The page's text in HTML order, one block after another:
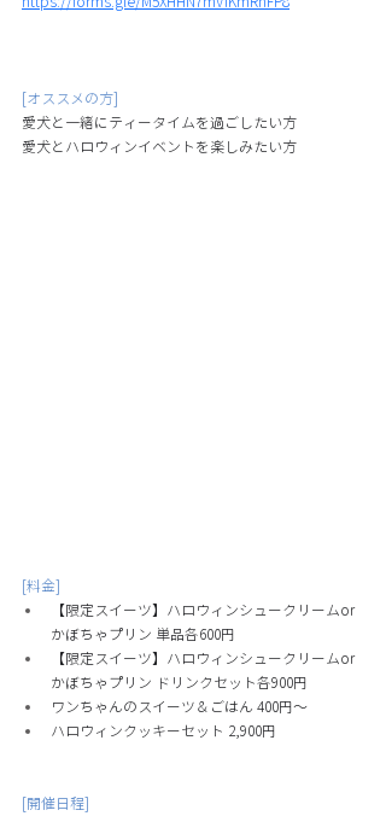
[オススメの方]
愛犬と一緒にティータイムを過ごしたい方
愛犬とハロウィンイベントを楽しみたい方
[料金]
【限定スイーツ】ハロウィンシュークリームor
かぼちゃプリン 単品各600円
【限定スイーツ】ハロウィンシュークリームor
かぼちゃプリン ドリンクセット各900円
ワンちゃんのスイーツ＆ごはん 400円〜
ハロウィンクッキーセット 2,900円
[開催日程]